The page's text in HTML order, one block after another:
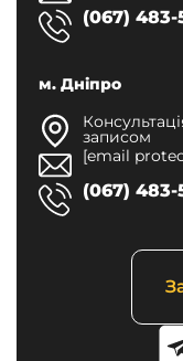
(067) 483-
м. Дніпро
записом
[email
(067) 483-